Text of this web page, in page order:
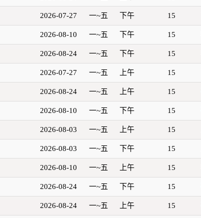
2026-07-27 一~五 下午 15
2026-08-10 一~五 下午 15
2026-08-24 一~五 下午 15
2026-07-27 一~五 上午 15
2026-08-24 一~五 上午 15
2026-08-10 一~五 下午 15
2026-08-03 一~五 上午 15
2026-08-03 一~五 下午 15
2026-08-10 一~五 上午 15
2026-08-24 一~五 下午 15
2026-08-24 一~五 上午 15